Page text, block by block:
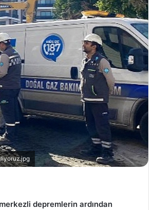
depremlerin ardından
Muğla
Büyükşehir
Milli